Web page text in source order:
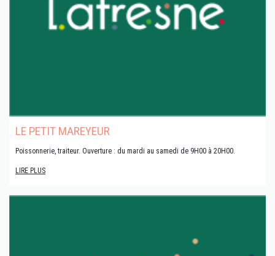
LE PETIT MAREYEUR
Poissonnerie, traiteur. Ouverture : du mardi au samedi de 9H00 à 20H00.
LIRE PLUS